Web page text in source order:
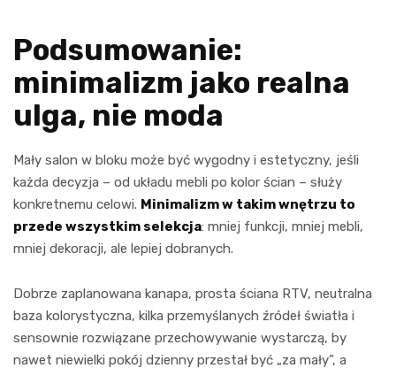
Podsumowanie:
minimalizm jako realna
ulga, nie moda
Mały salon w bloku może być wygodny i estetyczny, jeśli
każda decyzja – od układu mebli po kolor ścian – służy
konkretnemu celowi. Minimalizm w takim wnętrzu to
przede wszystkim selekcja: mniej funkcji, mniej mebli,
mniej dekoracji, ale lepiej dobranych.
Dobrze zaplanowana kanapa, prosta ściana RTV, neutralna
baza kolorystyczna, kilka przemyślanych źródeł światła i
sensownie rozwiązane przechowywanie wystarczą, by
nawet niewielki pokój dzienny przestał być „za mały”, a